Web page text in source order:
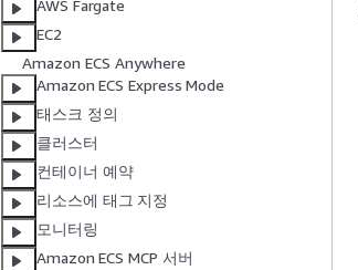
AWS Fargate
EC2
Amazon ECS Anywhere
Amazon ECS Express Mode
태스크 정의
클러스터
컨테이너 예약
리소스에 태그 지정
모니터링
Amazon ECS MCP 서버